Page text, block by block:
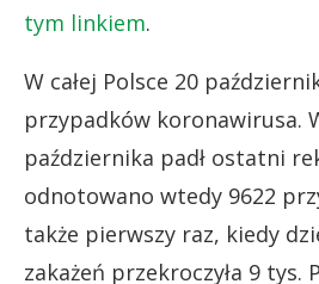
tym linkiem.
W całej Polsce 20
przypadków koronawirusa.
października padł ostatni
odnotowano wtedy 9622
także pierwszy raz, kiedy
zakażeń przekroczyła 9 tys.